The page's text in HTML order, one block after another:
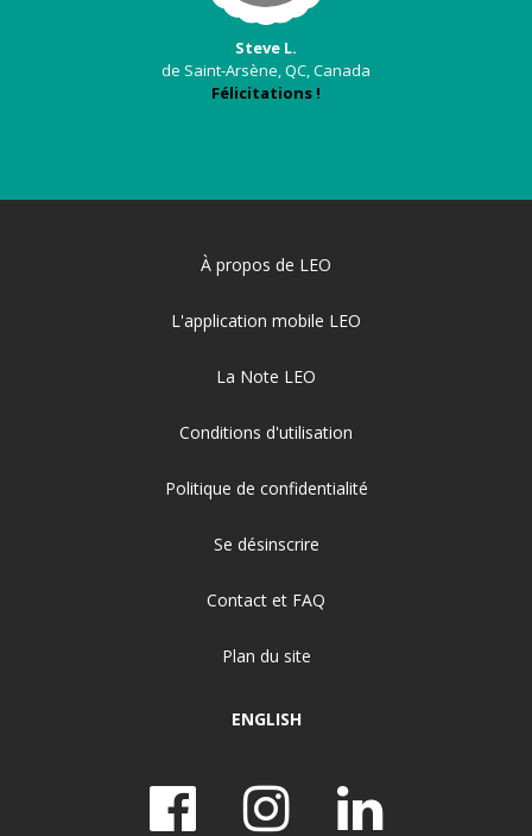
Steve L.
de Saint-Arsène, QC, Canada
Félicitations !
À propos de LEO
L'application mobile LEO
La Note LEO
Conditions d'utilisation
Politique de confidentialité
Se désinscrire
Contact et FAQ
Plan du site
ENGLISH